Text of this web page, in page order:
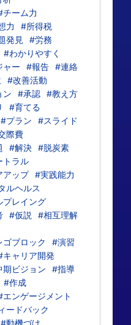
チーム力
力
#所得税
発見
#労務
#わかりやすく
ャー #報告 #連絡
#改善活動
ン #承認 #教え方
#育てる
#プラン
#スライド
際費
#解決 #脱炭素
トラル
アップ #実践能力
ルヘルス
プレイング
#仮説
#相互理解
ゴブロック
#演習
キャリア開発
期ビジョン
#指導
#作成
エンゲージメント
ードバック
#動機づけ